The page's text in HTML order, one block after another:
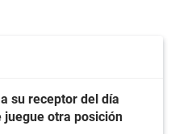
su receptor del día
juegue otra posición